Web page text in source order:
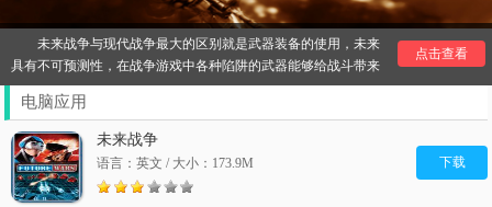
未来战争与现代战争最大的区别就是武器装备的使用，未来
具有不可预测性，在战争游戏中各种陷阱的武器能够给战斗带来
非常大的影响。
对军事战争感兴趣的玩家可能会比较容易喜欢上战争了游戏
作品，其实有些作品非常值得一试，想光晕系列，可以带来非常
好的游戏体验。
其他战争推荐：盟军敢死队
点击查看
电脑应用
未来战争
语言：英文 / 大小：173.9M 下载